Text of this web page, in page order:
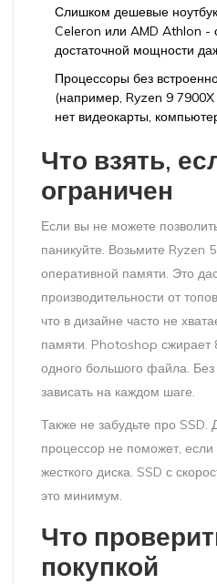
Слишком дешевые
Celeron или AMD Athlon -
достаточной мощности
Процессоры без
(например, Ryzen 9 7900X
нет видеокарты,
Что взять,
ограничен
Если вы не можете
паникуйте. Возьмите Ryzen
оперативной памяти. Это
производительности от
что в дизайне часто не
памяти. Photoshop сжирает
одного большого файла.
зависать на каждом шаге.
Также не забудьте про
процессор не поможет,
жесткого диска. SSD с
это минимум.
Что
покупкой